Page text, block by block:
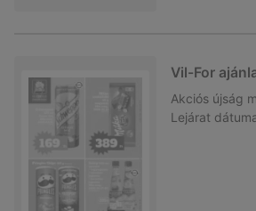
Vil-For
Akciós újság
Lejárat